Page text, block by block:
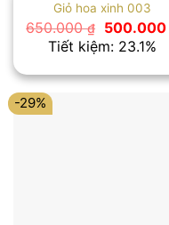
Giỏ hoa xinh 003
650.000₫
Giá
gốc
là:
500.000
Tiết kiệm: 23.1%
-29%